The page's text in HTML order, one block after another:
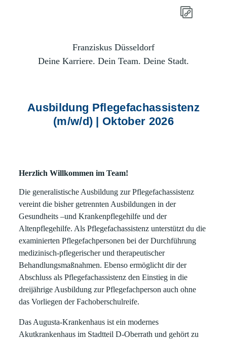
Franziskus Düsseldorf
Deine Karriere. Dein Team. Deine Stadt.
Ausbildung Pflegefachassistenz
(m/w/d) | Oktober 2026
Herzlich Willkommen im Team!
Die generalistische Ausbildung zur Pflegefachassistenz
vereint die bisher getrennten Ausbildungen in der
Gesundheits –und Krankenpflegehilfe und der
Altenpflegehilfe. Als Pflegefachassistenz unterstützt du die
examinierten Pflegefachpersonen bei der Durchführung
medizinisch-pflegerischer und therapeutischer
Behandlungsmaßnahmen. Ebenso ermöglicht dir der
Abschluss als Pflegefachassistenz den Einstieg in die
dreijährige Ausbildung zur Pflegefachperson auch ohne
das Vorliegen der Fachoberschulreife.
Das Augusta-Krankenhaus ist ein modernes
Akutkrankenhaus im Stadtteil D-Oberrath und gehört zu